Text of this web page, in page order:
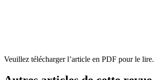
Veuillez télécharger l’article en PDF pour le lire.